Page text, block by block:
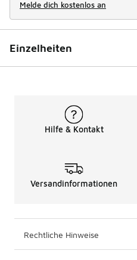
Melde dich kostenlos an
Einzelheiten
Hilfe & Kontakt
Versandinformationen
Rechtliche Hinweise